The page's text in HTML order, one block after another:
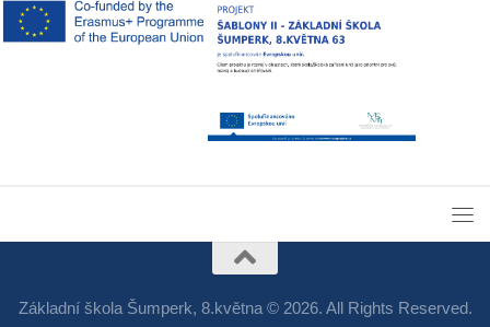
Základní škola Šumperk, 8.května © 2026. All Rights Reserved.